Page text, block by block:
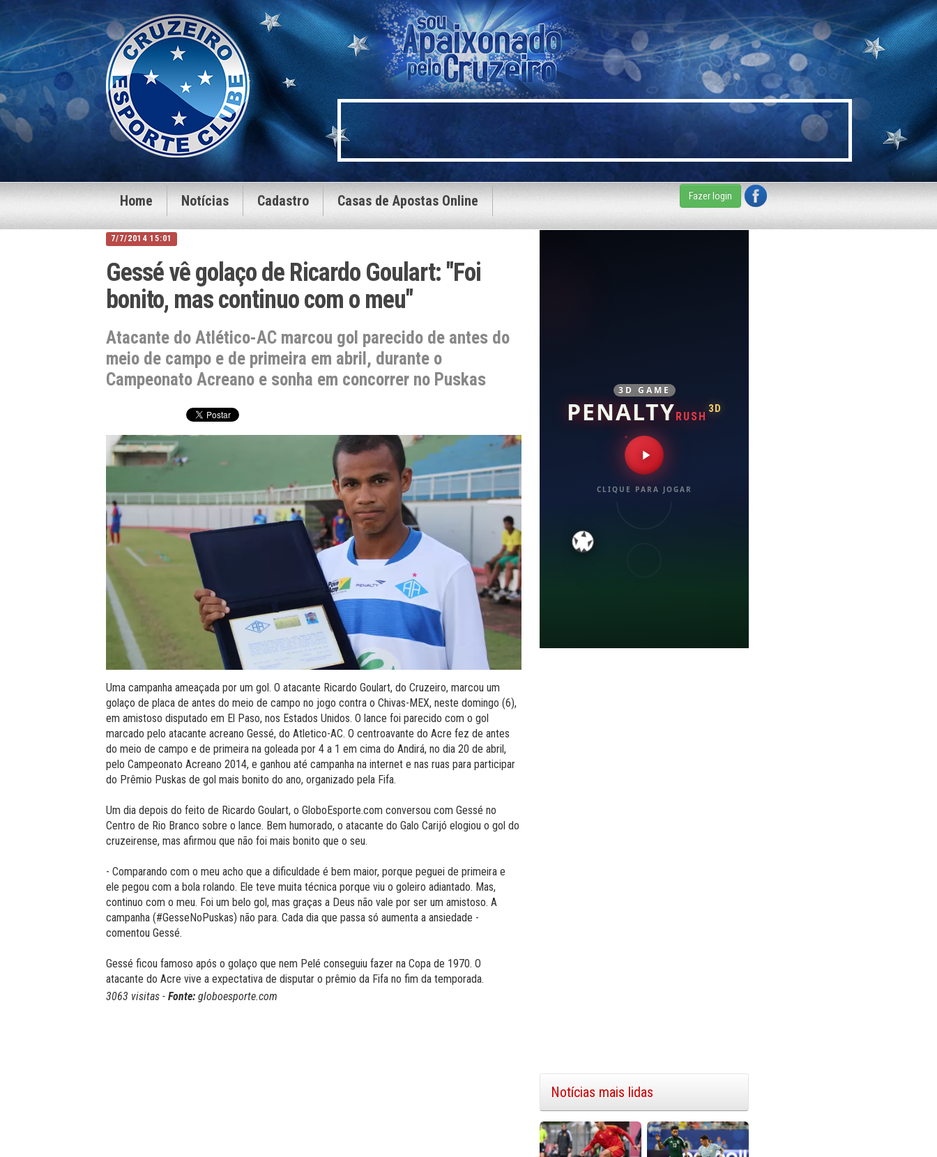
Home Notícias Cadastro Casas de Apostas Online Fazer login
7/7/2014 15:01
Gessé vê golaço de Ricardo Goulart: "Foi
bonito, mas continuo com o meu"
Atacante do Atlético-AC marcou gol parecido de antes do
meio de campo e de primeira em abril, durante o
Campeonato Acreano e sonha em concorrer no Puskas
Uma campanha ameaçada por um gol. O atacante Ricardo Goulart, do Cruzeiro, marcou um
golaço de placa de antes do meio de campo no jogo contra o Chivas-MEX, neste domingo (6),
em amistoso disputado em El Paso, nos Estados Unidos. O lance foi parecido com o gol
marcado pelo atacante acreano Gessé, do Atletico-AC. O centroavante do Acre fez de antes
do meio de campo e de primeira na goleada por 4 a 1 em cima do Andirá, no dia 20 de abril,
pelo Campeonato Acreano 2014, e ganhou até campanha na internet e nas ruas para participar
do Prêmio Puskas de gol mais bonito do ano, organizado pela Fifa.
Um dia depois do feito de Ricardo Goulart, o GloboEsporte.com conversou com Gessé no
Centro de Rio Branco sobre o lance. Bem humorado, o atacante do Galo Carijó elogiou o gol do
cruzeirense, mas afirmou que não foi mais bonito que o seu.
- Comparando com o meu acho que a dificuldade é bem maior, porque peguei de primeira e
ele pegou com a bola rolando. Ele teve muita técnica porque viu o goleiro adiantado. Mas,
continuo com o meu. Foi um belo gol, mas graças a Deus não vale por ser um amistoso. A
campanha (#GesseNoPuskas) não para. Cada dia que passa só aumenta a ansiedade -
comentou Gessé.
Gessé ficou famoso após o golaço que nem Pelé conseguiu fazer na Copa de 1970. O
atacante do Acre vive a expectativa de disputar o prêmio da Fifa no fim da temporada.
3063 visitas - Fonte: globoesporte.com
3D GAME
PENALTYRUSH
3D
CLIQUE PARA JOGAR
Notícias mais lidas